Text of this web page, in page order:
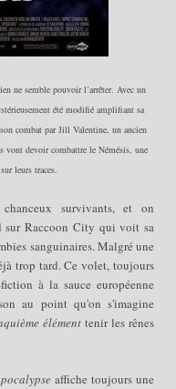
ne semble pouvoir l’arrêter. Avec un
été modifié amplifiant sa
combat par Jill Valentine, un ancien
vont devoir combattre le Némésis, une
leurs traces.
survivants, et on
sur Raccoon City qui voit sa
sanguinaires. Malgré une
trop tard. Ce volet, toujours
à la sauce européenne
au point qu'on s'imagine
élément tenir lesrênes
affiche toujours une